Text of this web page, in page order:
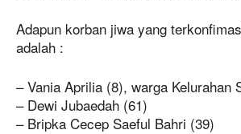
Adapun korban jiwa yang
adalah :
– Vania Aprilia (8), warga Kelurahan
– Dewi Jubaedah (61)
– Bripka Cecep Saeful Bahri (39)